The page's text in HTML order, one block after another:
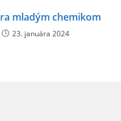
mladým chemikom
23. januára 2024